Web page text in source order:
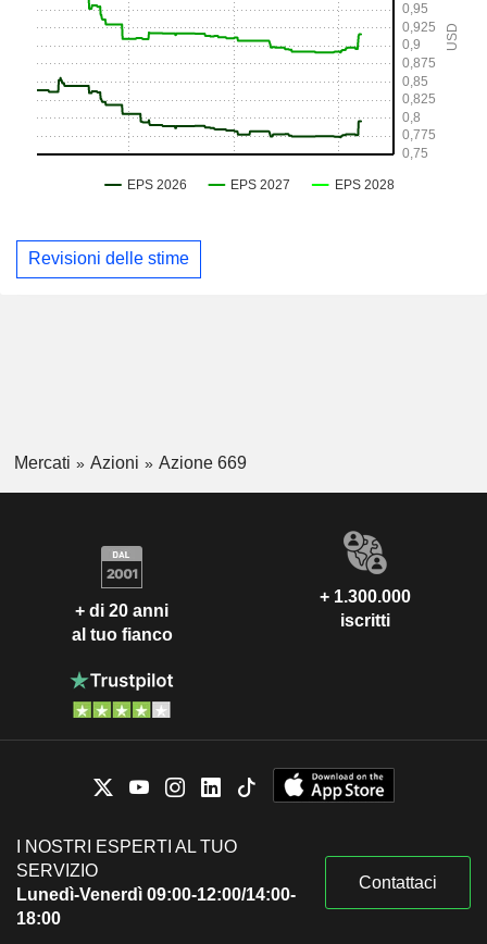
Revisioni delle stime
Mercati Azioni Azione 669
+ di 20 anni
al tuo fianco
+ 1.300.000
iscritti
I NOSTRI ESPERTI AL TUO
SERVIZIO
Lunedì-Venerdì 09:00-12:00/14:00-
18:00
Contattaci